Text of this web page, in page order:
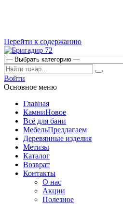
Перейти к содержанию
Бригадир 72
Магазин строительных материалов
Войти
Основное меню
Главная
КамниНовое
Всё для бани
МебельПредлагаем
Деревянные изделия
Метизы
Каталог
Возврат
Контакты
О нас
Акции
Полезное